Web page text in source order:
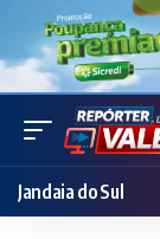
Jandaia do Sul